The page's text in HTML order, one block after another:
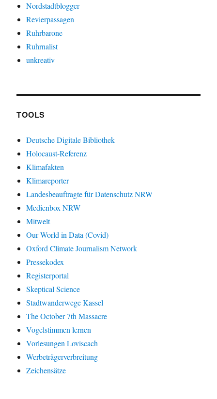
Nordstadtblogger
Revierpassagen
Ruhrbarone
Ruhrnalist
unkreativ
TOOLS
Deutsche Digitale Bibliothek
Holocaust-Referenz
Klimafakten
Klimareporter
Landesbeauftragte für Datenschutz NRW
Medienbox NRW
Mitwelt
Our World in Data (Covid)
Oxford Climate Journalism Network
Pressekodex
Registerportal
Skeptical Science
Stadtwanderwege Kassel
The October 7th Massacre
Vogelstimmen lernen
Vorlesungen Loviscach
Werbeträgerverbreitung
Zeichensätze